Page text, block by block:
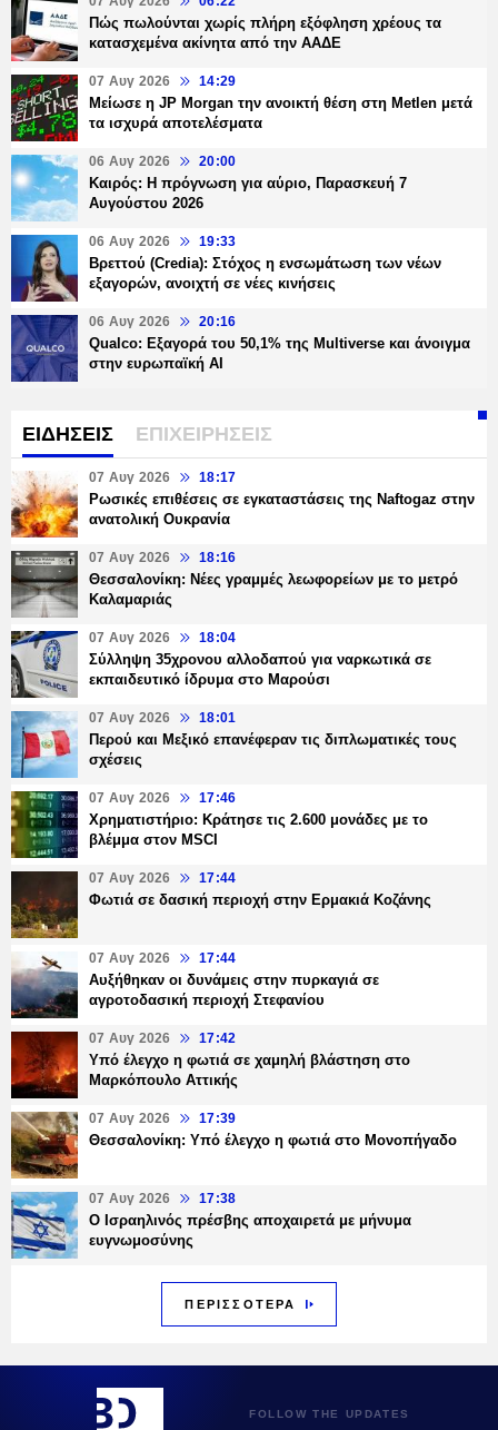
Πώς πωλούνται χωρίς πλήρη εξόφληση χρέους τα
κατασχεμένα ακίνητα από την ΑΑΔΕ
07 Αυγ 2026 14:29
Μείωσε η JP Morgan την ανοικτή θέση στη Metlen μετά
τα ισχυρά αποτελέσματα
06 Αυγ 2026 20:00
Καιρός: Η πρόγνωση για αύριο, Παρασκευή 7
Αυγούστου 2026
06 Αυγ 2026 19:33
Βρεττού (Credia): Στόχος η ενσωμάτωση των νέων
εξαγορών, ανοιχτή σε νέες κινήσεις
06 Αυγ 2026 20:16
Qualco: Εξαγορά του 50,1% της Multiverse και άνοιγμα
στην ευρωπαϊκή AI
ΕΙΔΗΣΕΙΣ ΕΠΙΧΕΙΡΗΣΕΙΣ
07 Αυγ 2026 18:17
Ρωσικές επιθέσεις σε εγκαταστάσεις της Naftogaz στην
ανατολική Ουκρανία
07 Αυγ 2026 18:16
Θεσσαλονίκη: Νέες γραμμές λεωφορείων με το μετρό
Καλαμαριάς
07 Αυγ 2026 18:04
Σύλληψη 35χρονου αλλοδαπού για ναρκωτικά σε
εκπαιδευτικό ίδρυμα στο Μαρούσι
07 Αυγ 2026 18:01
Περού και Μεξικό επανέφεραν τις διπλωματικές τους
σχέσεις
07 Αυγ 2026 17:46
Χρηματιστήριο: Κράτησε τις 2.600 μονάδες με το
βλέμμα στον MSCI
07 Αυγ 2026 17:44
Φωτιά σε δασική περιοχή στην Ερμακιά Κοζάνης
07 Αυγ 2026 17:44
Αυξήθηκαν οι δυνάμεις στην πυρκαγιά σε
αγροτοδασική περιοχή Στεφανίου
07 Αυγ 2026 17:42
Υπό έλεγχο η φωτιά σε χαμηλή βλάστηση στο
Μαρκόπουλο Αττικής
07 Αυγ 2026 17:39
Θεσσαλονίκη: Υπό έλεγχο η φωτιά στο Μονοπήγαδο
07 Αυγ 2026 17:38
Ο Ισραηλινός πρέσβης αποχαιρετά με μήνυμα
ευγνωμοσύνης
ΠΕΡΙΣΣΟΤΕΡΑ
FOLLOW THE UPDATES